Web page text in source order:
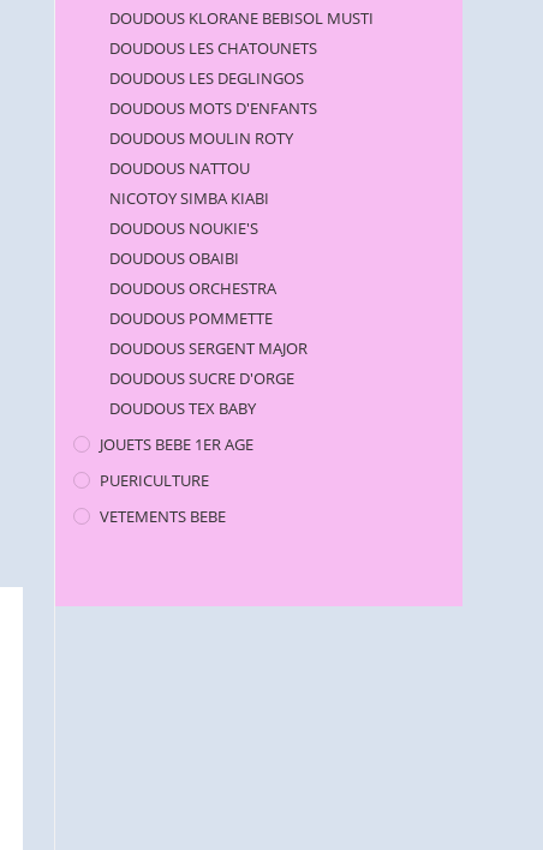
DOUDOUS KLORANE BEBISOL MUSTI
DOUDOUS LES CHATOUNETS
DOUDOUS LES DEGLINGOS
DOUDOUS MOTS D'ENFANTS
DOUDOUS MOULIN ROTY
DOUDOUS NATTOU
NICOTOY SIMBA KIABI
DOUDOUS NOUKIE'S
DOUDOUS OBAIBI
DOUDOUS ORCHESTRA
DOUDOUS POMMETTE
DOUDOUS SERGENT MAJOR
DOUDOUS SUCRE D'ORGE
DOUDOUS TEX BABY
JOUETS BEBE 1ER AGE
PUERICULTURE
VETEMENTS BEBE